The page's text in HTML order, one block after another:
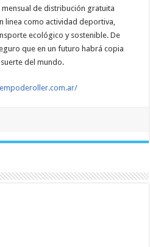
de distribución gratuita
linea como actividad deportiva,
ecológico y sostenible. De
que en un futuro habrá copia
del mundo.